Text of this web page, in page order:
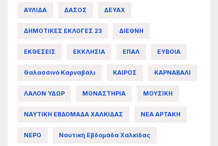
ΑΥΛΙΔΑ ΔΑΣΟΣ ΔΕΥΑΧ
ΔΗΜΟΤΙΚΕΣ ΕΚΛΟΓΕΣ 23 ΔΙΕΘΝΗ
ΕΚΘΕΣΕΙΣ ΕΚΚΛΗΣΙΑ ΕΠΑΛ ΕΥΒΟΙΑ
Θαλασσινό Καρναβάλι ΚΑΙΡΟΣ ΚΑΡΝΑΒΑΛΙ
ΛΑΛΟΝ ΥΔΩΡ ΜΟΝΑΣΤΗΡΙΑ ΜΟΥΣΙΚΗ
ΝΑΥΤΙΚΗ ΕΒΔΟΜΑΔΑ ΧΑΛΚΙΔΑΣ ΝΕΑ ΑΡΤΑΚΗ
ΝΕΡΟ Ναυτική Εβδομάδα Χαλκίδας